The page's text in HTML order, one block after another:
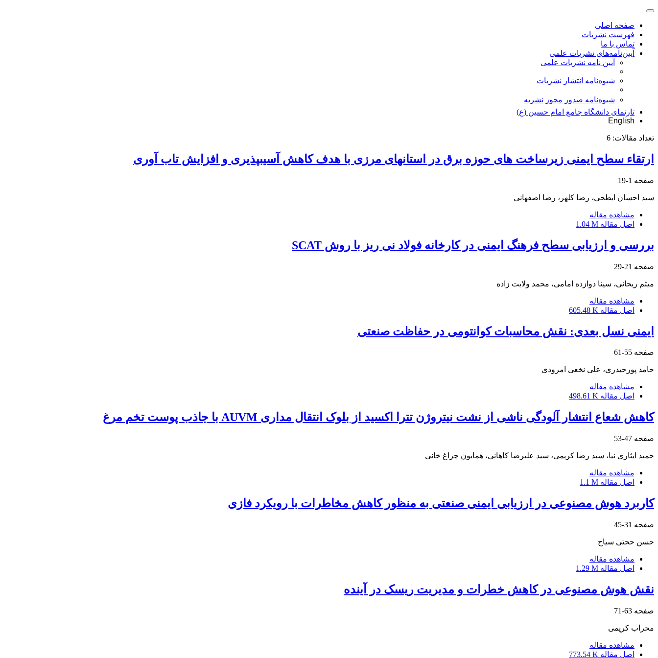
صفحه اصلی
فهرست نشریات
تماس با ما
آیین‌نامه‌های نشریات علمی
آیین نامه نشریات علمی
شیوه‌نامه انتشار نشریات
شیوهنامه صدور مجوز نشریه
تارنمای دانشگاه جامع امام حسین (ع)
English
تعداد مقالات: 6
ارتقاء سطح ایمنی زیرساخت های حوزه برق در استانهای مرزی با هدف کاهش آسیبپذیری و افزایش تاب آوری
صفحه 1-19
سید احسان ابطحی، رضا کلهر، رضا اصفهانی
مشاهده مقاله
اصل مقاله 1.04 M
بررسی و ارزیابی سطح فرهنگ ایمنی در کارخانه فولاد نی ریز با روش SCAT
صفحه 21-29
میثم ریحانی، سینا دوازده امامی، محمد ولایت زاده
مشاهده مقاله
اصل مقاله 605.48 K
ایمنی نسل بعدی: نقش محاسبات کوانتومی در حفاظت صنعتی
صفحه 55-61
حامد پورحیدری، علی نخعی امرودی
مشاهده مقاله
اصل مقاله 498.61 K
کاهش شعاع انتشار آلودگی ناشی از نشت نیتروژن تترا اکسید از بلوک انتقال مداری AUVM با جاذب پوست تخم مرغ
صفحه 47-53
حمید ایثاری نیا، سید رضا کریمی، سید علیرضا کاهانی، همایون چراغ خانی
مشاهده مقاله
اصل مقاله 1.1 M
کاربرد هوش مصنوعی در ارزیابی ایمنی صنعتی به منظور کاهش مخاطرات با رویکرد فازی
صفحه 31-45
حسن حجتی سیاح
مشاهده مقاله
اصل مقاله 1.29 M
نقش هوش مصنوعی در کاهش خطرات و مدیریت ریسک در آینده
صفحه 63-71
محراب کریمی
مشاهده مقاله
اصل مقاله 773.54 K